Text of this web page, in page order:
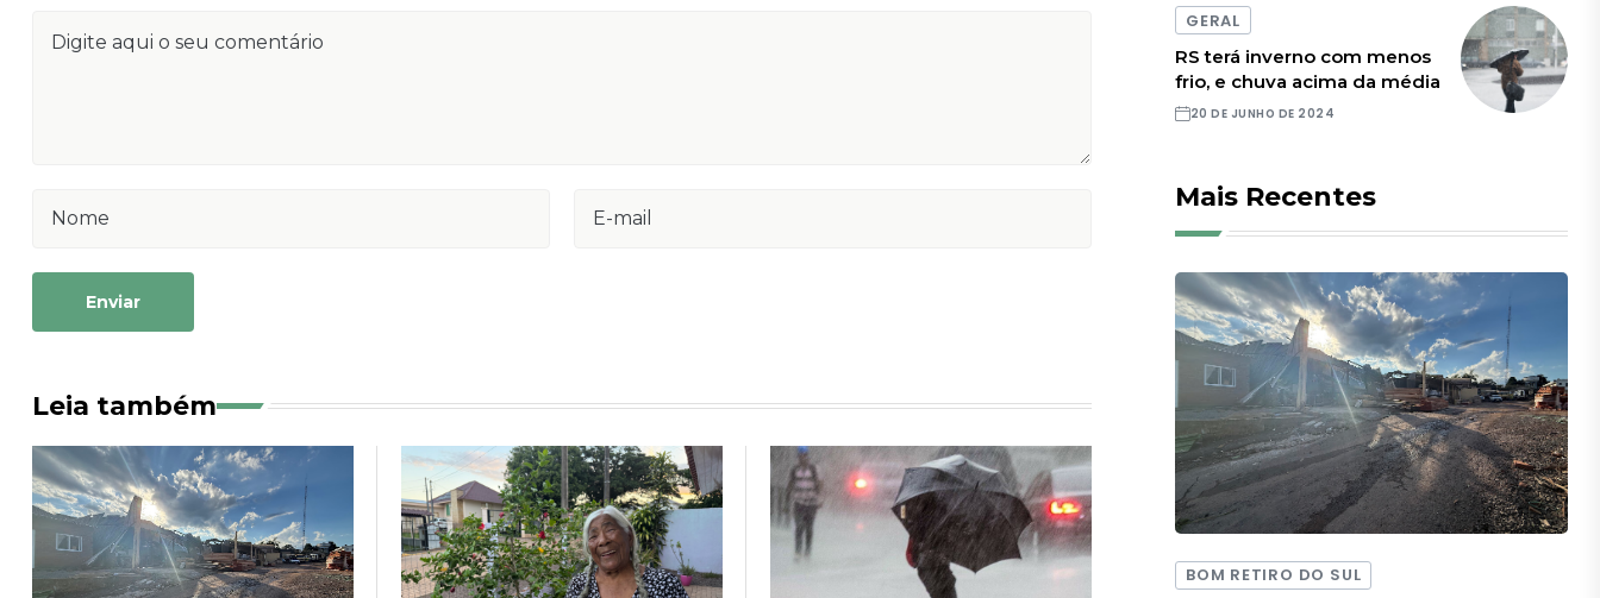
Enviar
Leia também
GERAL
RS terá inverno com menos
frio, e chuva acima da média
20 DE JUNHO DE 2024
Mais Recentes
BOM RETIRO DO SUL